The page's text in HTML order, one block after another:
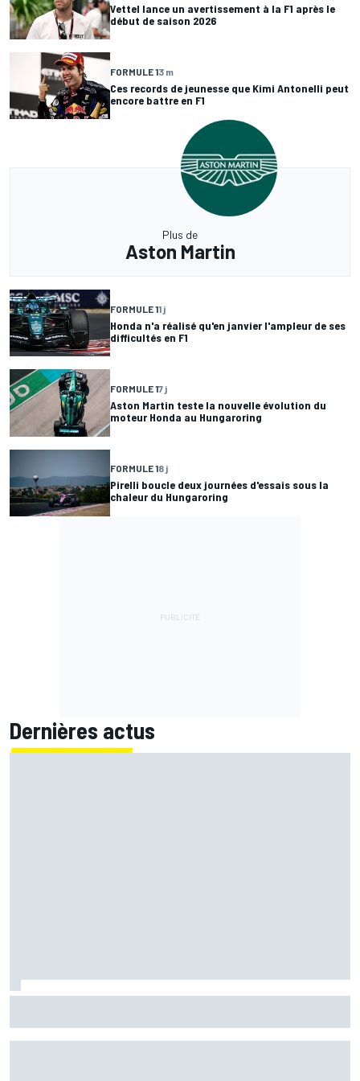
Vettel lance un avertissement à la F1 après le
début de saison 2026
FORMULE 13 m
Ces records de jeunesse que Kimi Antonelli peut
encore battre en F1
Plus de
Aston Martin
FORMULE 11 j
Honda n'a réalisé qu'en janvier l'ampleur de ses
difficultés en F1
FORMULE 17 j
Aston Martin teste la nouvelle évolution du
moteur Honda au Hungaroring
FORMULE 18 j
Pirelli boucle deux journées d'essais sous la
chaleur du Hungaroring
Dernières actus